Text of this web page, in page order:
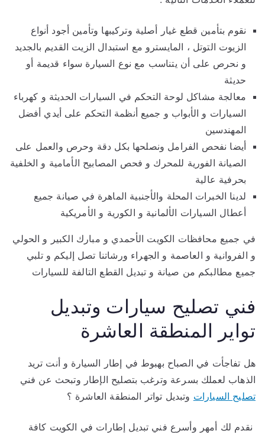
نقوم بتأمين قطع غيار أصلية وتركيبها وتأمين أجود أنواع
الزيوت التوتل ، المايسترو مع استبدال الزيت القديم بالجديد
و نحرص على أن يتناسب مع نوع السيارة سواء قديمة أو
حديثة
معالجة مشاكل لوحة التحكم في السيارات الحديثة و كهرباء
السيارات و الأبواب و جميع أنظمة التحكم على أيدي أفضل
المهندسين
أيضا نفحص الفرامل ونصلحها بكل دقة وحرص والعمل على
الصيانة الفورية للمحرك و فحص المصابيح الأمامية و الخلفية
بحرفية عالية
لدينا الخبرات المحلة والأجنبية الماهرة في صيانة جميع
أعطال السيارات الألمانية و الكورية و الأمريكية
في جميع محافظات الكويت الأحمدي و مبارك الكبير و الحولي
و الفروانية و العاصمة و الجهراء ورشاتنا تصل إليكم و تلبي
جميع مطالبكم من صيانة و تبديل القطع التالفة للسيارات
فني تصليح سيارات وتبديل
تواير المنطقة العاشرة
هل تفاجأت في الصباح بهبوط في إطار السيارة و أنت تريد
الذهاب لعملك بسرعة وترغب بتصليح الإطار وتبحث عن فني
تصليح السيارات وتبديل تواتر المنطقة العاشرة ؟
نقدم لك أمهر وأسرع فني تبديل إطارات في الكويت كافة